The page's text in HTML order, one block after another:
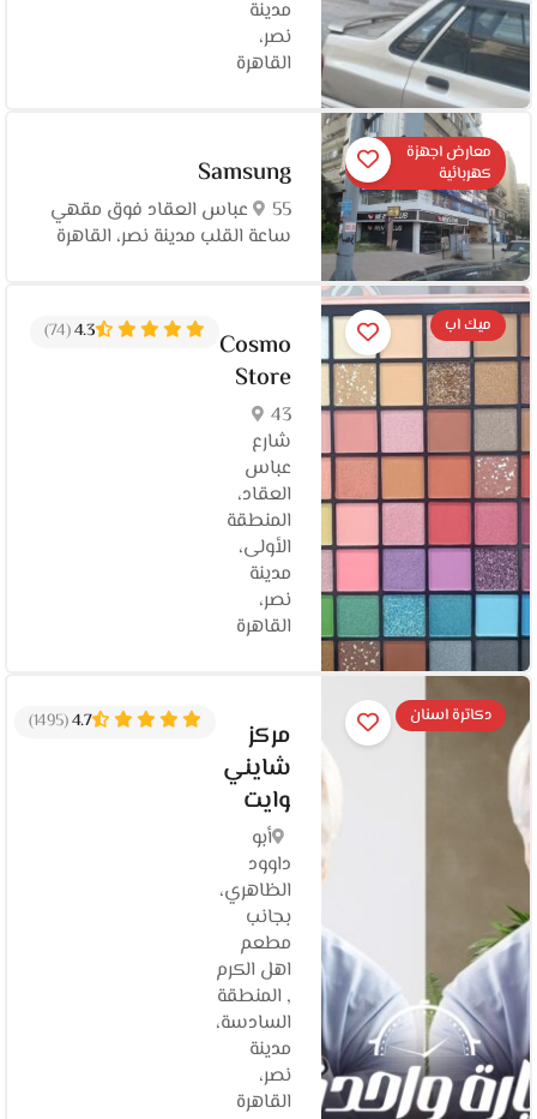
مدينة
نصر،
القاهرة‬
معارض اجهزة
كهربائية
Samsung
55 عباس العقاد فوق مقهي
ساعة القلب مدينة نصر، القاهرة‬
ميك اب
Cosmo
Store
43
شارع
عباس
العقاد،
المنطقة
الأولى،
مدينة
نصر،
القاهرة‬
4.3
(74)
دكاترة اسنان
مركز
شايني
وايت
أبو
داوود
الظاهري،
بجانب
مطعم
اهل الكرم
, المنطقة
السادسة،
مدينة
نصر،
القاهرة
4.7
(1495)